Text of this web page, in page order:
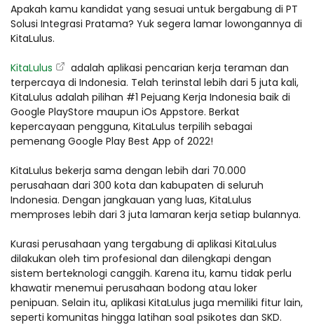
Apakah kamu kandidat yang sesuai untuk bergabung di PT
Solusi Integrasi Pratama? Yuk segera lamar lowongannya di
KitaLulus.
KitaLulus
adalah aplikasi pencarian kerja teraman dan
terpercaya di Indonesia. Telah terinstal lebih dari 5 juta kali,
KitaLulus adalah pilihan #1 Pejuang Kerja Indonesia baik di
Google PlayStore maupun iOs Appstore. Berkat
kepercayaan pengguna, KitaLulus terpilih sebagai
pemenang Google Play Best App of 2022!
KitaLulus bekerja sama dengan lebih dari 70.000
perusahaan dari 300 kota dan kabupaten di seluruh
Indonesia. Dengan jangkauan yang luas, KitaLulus
memproses lebih dari 3 juta lamaran kerja setiap bulannya.
Kurasi perusahaan yang tergabung di aplikasi KitaLulus
dilakukan oleh tim profesional dan dilengkapi dengan
sistem berteknologi canggih. Karena itu, kamu tidak perlu
khawatir menemui perusahaan bodong atau loker
penipuan. Selain itu, aplikasi KitaLulus juga memiliki fitur lain,
seperti komunitas hingga latihan soal psikotes dan SKD.